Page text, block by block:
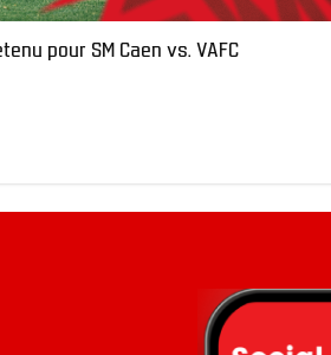
pour SM Caen vs. VAFC